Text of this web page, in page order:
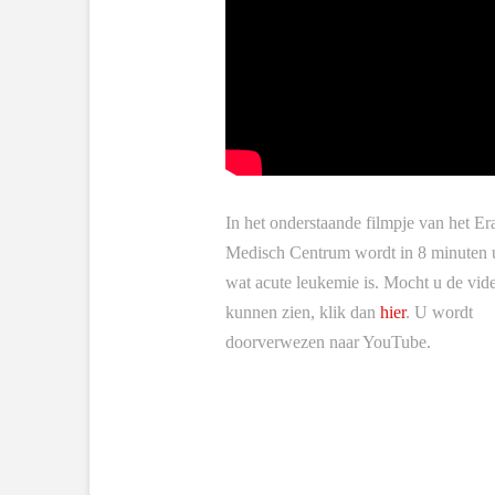
In het onderstaande filmpje van het
Medisch Centrum wordt in 8 minuten
wat acute leukemie is. Mocht u de
kunnen zien, klik danhier. U wordt
doorverwezen naar YouTube.